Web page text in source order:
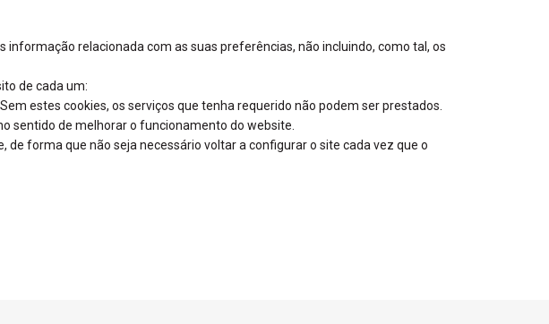
relacionada com as suas preferências, não incluindo, como tal, os
de cada um:
estes cookies, os serviços que tenha requerido não podem ser prestados.
sentido de melhorar o funcionamento do website.
forma que não seja necessário voltar a configurar o site cada vez que o